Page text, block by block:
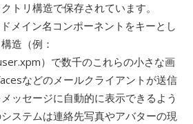
トリ構造で保存されています。
メイン名コンポーネントをキーとし
造（例：
）で数千のこれらの小さな画
などのメールクライアントが送信
ッセージに自動的に表示できるよう
ステムは連絡先写真やアバターの現